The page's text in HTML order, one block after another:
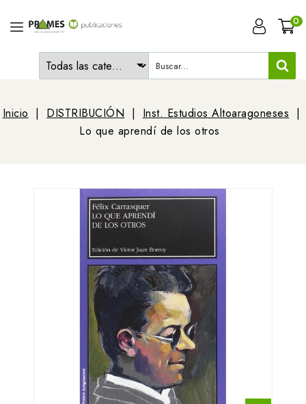
0
Inicio DISTRIBUCIÓN
Inst. Estudios Altoaragoneses
Lo que aprendí de los otros